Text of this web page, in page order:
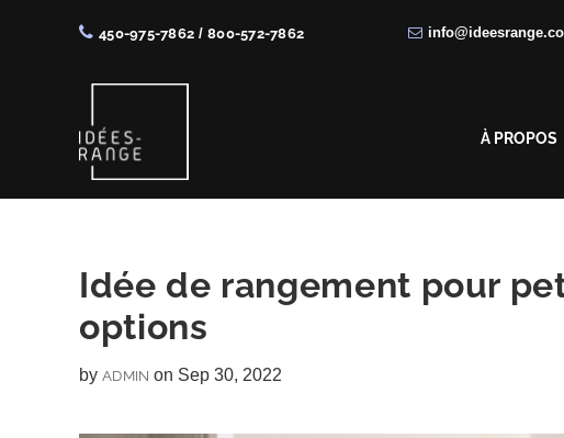
450-975-7862 /800-572-7862
rangement
mesure
À PROPOS
Idée de rangement pour
options
by ADMIN on Sep 30, 2022